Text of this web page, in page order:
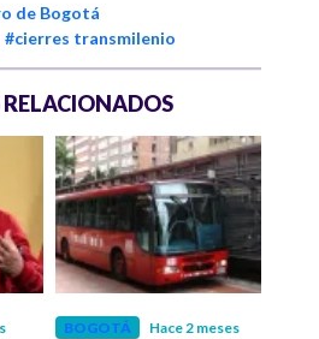
de Bogotá
#cierres transmilenio
BOGOTÁ Hace 2 meses